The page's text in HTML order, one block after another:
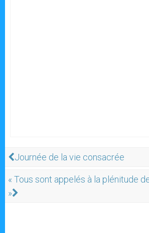
Journée de la vie consacrée
« Tous sont appelés à la plénitude
»